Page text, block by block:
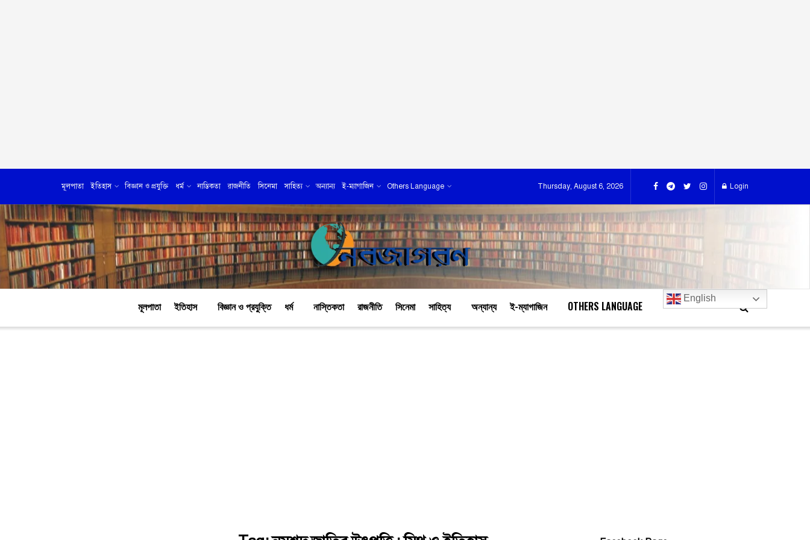
মূলপাতা ইতিহাস বিজ্ঞান ও প্রযুক্তি ধর্ম নাস্তিকতা রাজনীতি সিনেমা সাহিত্য অন্যান্য ই-ম্যাগাজিন Others Language Thursday, August 6, 2026 Login
মূলপাতা ইতিহাস বিজ্ঞান ও প্রযুক্তি ধর্ম নাস্তিকতা রাজনীতি সিনেমা সাহিত্য অন্যান্য ই-ম্যাগাজিন OTHERS LANGUAGE
English